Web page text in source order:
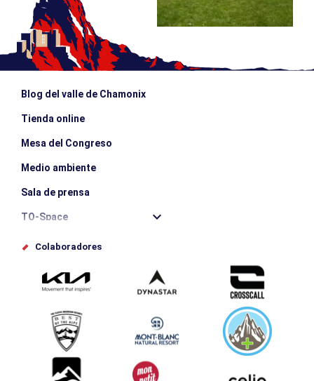
Blog del valle de Chamonix
Tienda online
Mesa del Congreso
Medio ambiente
Sala de prensa
TO-Space
Offices de tourisme
Envíe su evento
Service groupes et séminaires
Descargar
Turismo y discapacidad
Colaboradores